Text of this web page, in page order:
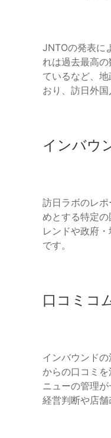
JNTOの発表に
れは過去最高
ているなど、
おり、訪日外
インバウ
訪日ラボのレ
めとする特定
レンドや政府
です。
口コミコ
インバウンド
からの口コミ
ニューの管理
経営判断や店